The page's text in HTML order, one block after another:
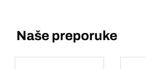
Naše preporuke